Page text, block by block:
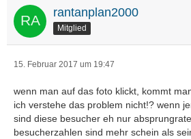
rantanplan2000
Mitglied
15. Februar 2017 um 19:47
wenn man auf das foto klickt, kommt
ich verstehe das problem nicht!? wenn
sind diese besucher eh nur
besucherzahlen sind mehr schein als